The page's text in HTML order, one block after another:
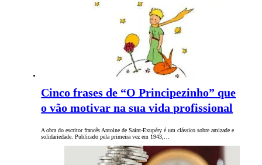
Cinco frases de “O Principezinho” que
o vão motivar na sua vida profissional
A obra do escritor francês Antoine de Saint-Exupéry é um clássico sobre amizade e
solidariedade. Publicado pela primeira vez em 1943,…